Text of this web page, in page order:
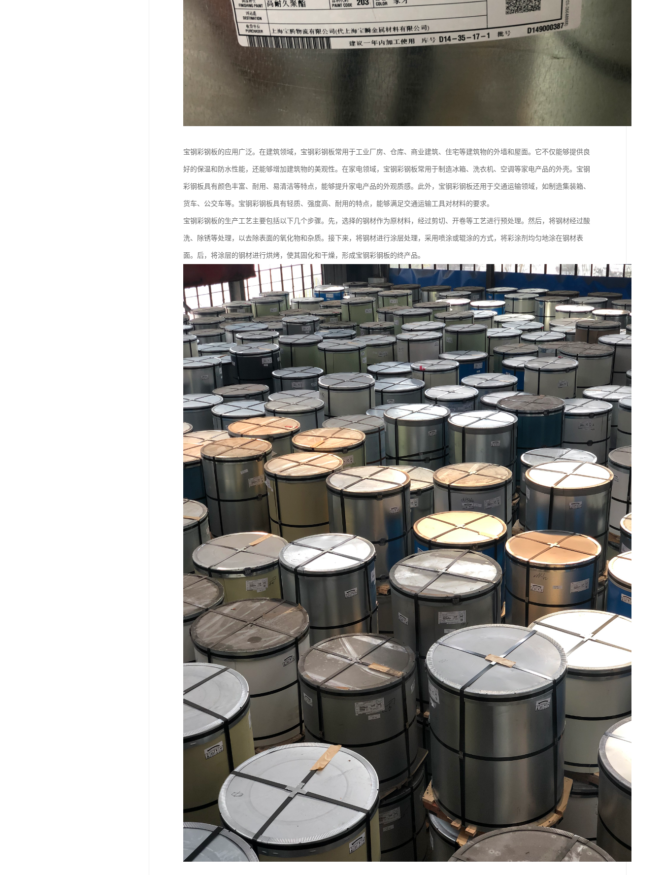
宝钢彩钢板的应用广泛。在建筑领域，宝钢彩钢板常用于工业厂房、仓库、商业建筑、住宅等建筑物的外墙和屋面。它不仅能够提供良
好的保温和防水性能，还能够增加建筑物的美观性。在家电领域，宝钢彩钢板常用于制造冰箱、洗衣机、空调等家电产品的外壳。宝钢
彩钢板具有颜色丰富、耐用、易清洁等特点，能够提升家电产品的外观质感。此外，宝钢彩钢板还用于交通运输领域，如制造集装箱、
货车、公交车等。宝钢彩钢板具有轻质、强度高、耐用的特点，能够满足交通运输工具对材料的要求。
宝钢彩钢板的生产工艺主要包括以下几个步骤。先，选择的钢材作为原材料，经过剪切、开卷等工艺进行预处理。然后，将钢材经过酸
洗、除锈等处理，以去除表面的氧化物和杂质。接下来，将钢材进行涂层处理，采用喷涂或辊涂的方式，将彩涂剂均匀地涂在钢材表
面。后，将涂层的钢材进行烘烤，使其固化和干燥，形成宝钢彩钢板的终产品。